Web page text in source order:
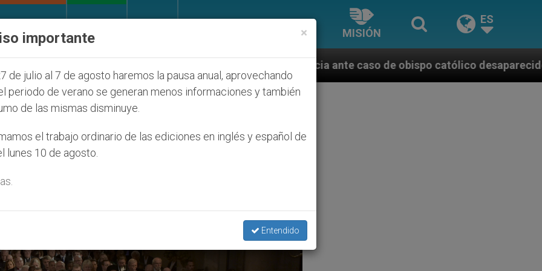
MISIÓN
ES
Seúl 2027 ONU se pronuncia ante caso de obispo católico desaparecido por la dictadura
Luterana De Lund’
×
importante
de julio al 7 de agosto haremos la pausa anual, aprovechando
periodo de verano se generan menos informaciones y también
de las mismas disminuye.
el trabajo ordinario de las ediciones en inglés y español de
lunes 10 de agosto.
Entendido